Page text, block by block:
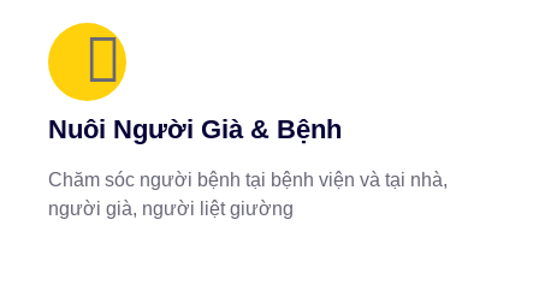
Nuôi Người Già & Bệnh
Chăm sóc người bệnh tại bệnh viện và tại nhà,
người già, người liệt giường